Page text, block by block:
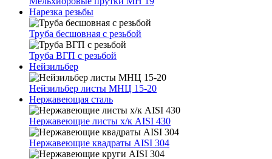
Нарезка резьбы
Труба бесшовная с резьбой
Труба ВГП с резьбой
Нейзильбер
Нейзильбер листы МНЦ 15-20
Нержавеющая сталь
Нержавеющие листы х/к AISI 430
Нержавеющие квадраты AISI 304